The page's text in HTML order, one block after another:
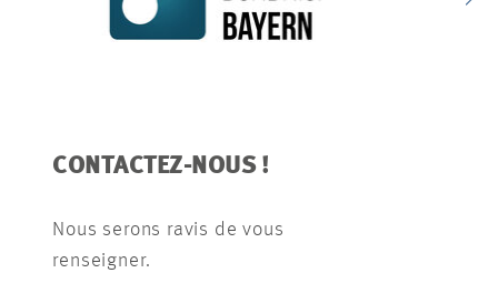
CONTACTEZ-NOUS !
Nous serons ravis de vous
renseigner.